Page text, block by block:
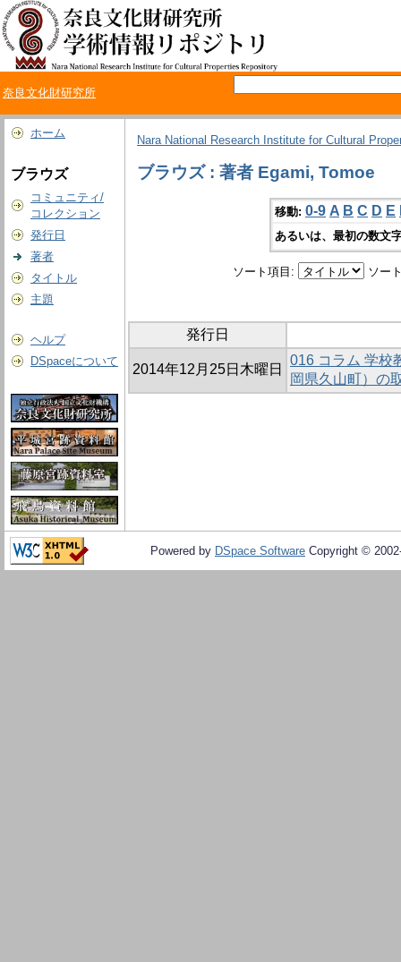
奈良文化財研究所
ホーム
ブラウズ
コミュニティ/
コレクション
発行日
著者
タイトル
主題
ヘルプ
DSpaceについて
Nara National Research Institute for Cultural
ブラウズ : 著者 Egami, Tomoe
移動: 0-9 A B C D E
あるいは、最初の数文
ソート項目: ソー
発行日
2014年12月25日木曜日
016 コラム 学校
岡県久山町）の
Powered by DSpace Software Copyright ©